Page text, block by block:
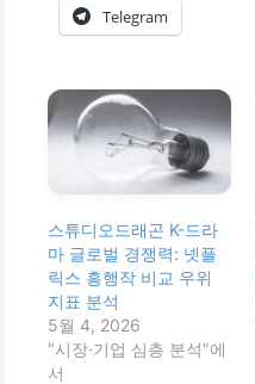
Telegram
스튜디오드래곤 K-드라
마 글로벌 경쟁력: 넷플
릭스 흥행작 비교 우위
지표 분석
5월 4, 2026
"시장·기업 심층 분석"에
서